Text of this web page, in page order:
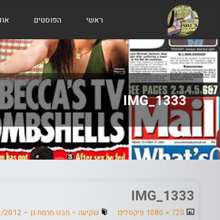
הבלוג
של
אודי
בורג
ראשי הפוסטים
IMG_1333
IMG_1333
גודל720 × 1080 פיקסלים שקיעה – מבט מרמת גן – 6/6/2012